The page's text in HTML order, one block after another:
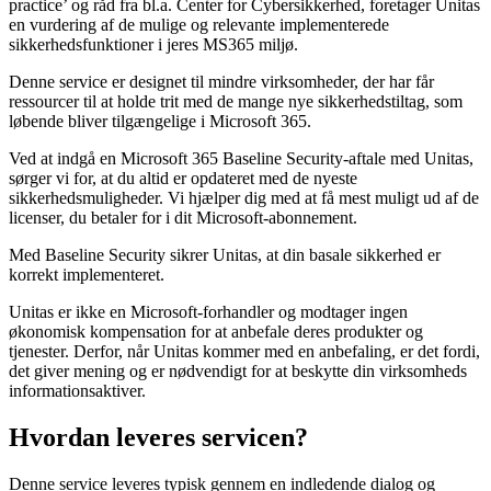
practice’ og råd fra bl.a. Center for Cybersikkerhed, foretager Unitas
en vurdering af de mulige og relevante implementerede
sikkerhedsfunktioner i jeres MS365 miljø.
Denne service er designet til mindre virksomheder, der har får
ressourcer til at holde trit med de mange nye sikkerhedstiltag, som
løbende bliver tilgængelige i Microsoft 365.
Ved at indgå en Microsoft 365 Baseline Security-aftale med Unitas,
sørger vi for, at du altid er opdateret med de nyeste
sikkerhedsmuligheder. Vi hjælper dig med at få mest muligt ud af de
licenser, du betaler for i dit Microsoft-abonnement.
Med Baseline Security sikrer Unitas, at din basale sikkerhed er
korrekt implementeret.
Unitas er ikke en Microsoft-forhandler og modtager ingen
økonomisk kompensation for at anbefale deres produkter og
tjenester. Derfor, når Unitas kommer med en anbefaling, er det fordi,
det giver mening og er nødvendigt for at beskytte din virksomheds
informationsaktiver.
Hvordan leveres servicen?
Denne service leveres typisk gennem en indledende dialog og